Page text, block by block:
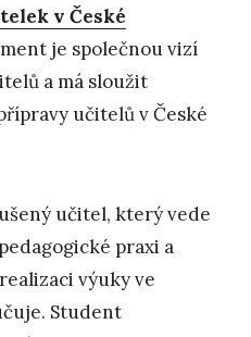
v České
je společnou vizí
a má sloužit
učitelů v České
učitel, který vede
praxi a
výuky ve
Student